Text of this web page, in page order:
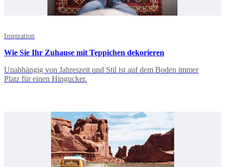
Inspiration
Wie Sie Ihr Zuhause mit Teppichen dekorieren
Unabhängig von Jahreszeit und Stil ist auf dem Boden immer
Platz für einen Hingucker.